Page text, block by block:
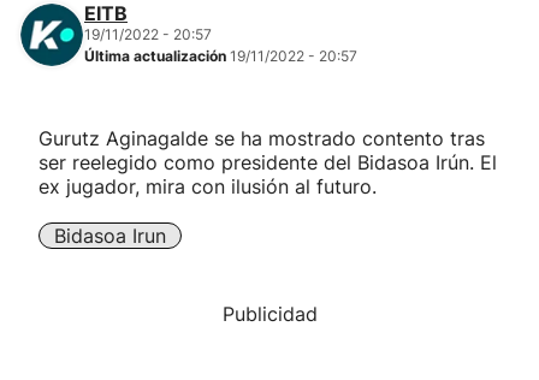
Carreras de montaña
"Helmuga"
EITB
19/11/2022 - 20:57
Última actualización 19/11/2022 - 20:57
Gurutz Aginagalde se ha mostrado contento tras
ser reelegido como presidente del Bidasoa Irún. El
ex jugador, mira con ilusión al futuro.
Bidasoa Irun
Publicidad